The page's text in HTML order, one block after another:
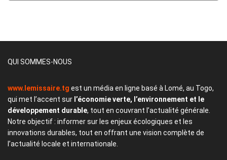
QUI SOMMES-NOUS
www.lemissaire.tg est un média en ligne basé à Lomé, au Togo,
qui met l’accent sur l’économie verte, l’environnement et le
développement durable, tout en couvrant l’actualité générale.
Notre objectif : informer sur les enjeux écologiques et les
innovations durables, tout en offrant une vision complète de
l’actualité locale et internationale.